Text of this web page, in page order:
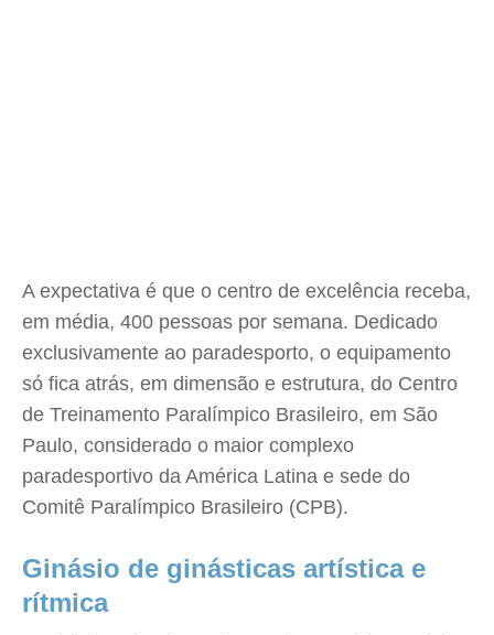
A expectativa é que o centro de excelência receba,
em média, 400 pessoas por semana. Dedicado
exclusivamente ao paradesporto, o equipamento
só fica atrás, em dimensão e estrutura, do Centro
de Treinamento Paralímpico Brasileiro, em São
Paulo, considerado o maior complexo
paradesportivo da América Latina e sede do
Comitê Paralímpico Brasileiro (CPB).
Ginásio de ginásticas artística e
rítmica